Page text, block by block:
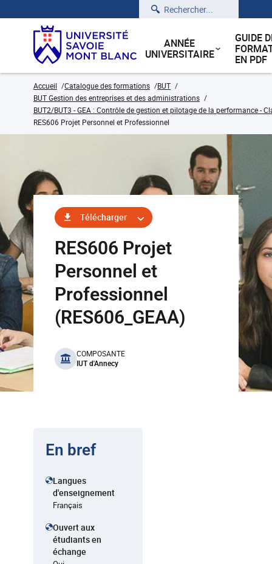
Rechercher
ANNÉE
UNIVERSITAIRE
GUIDE
EN PDF
Accueil Catalogue des formations
BUT
BUT Gestion des entreprises et des administrations
BUT2/BUT3 - GEA : Contrôle de gestion et pilotage de la performance -
RES606 Projet Personnel et Professionnel
Télécharger
RES606 Projet
Personnel et
Professionnel
(RES606_GEAA)
benefits
COMPOSANTE
IUT d'Annecy
En bref
Langues
d'enseignement
Français
Ouvert aux
étudiants en
échange